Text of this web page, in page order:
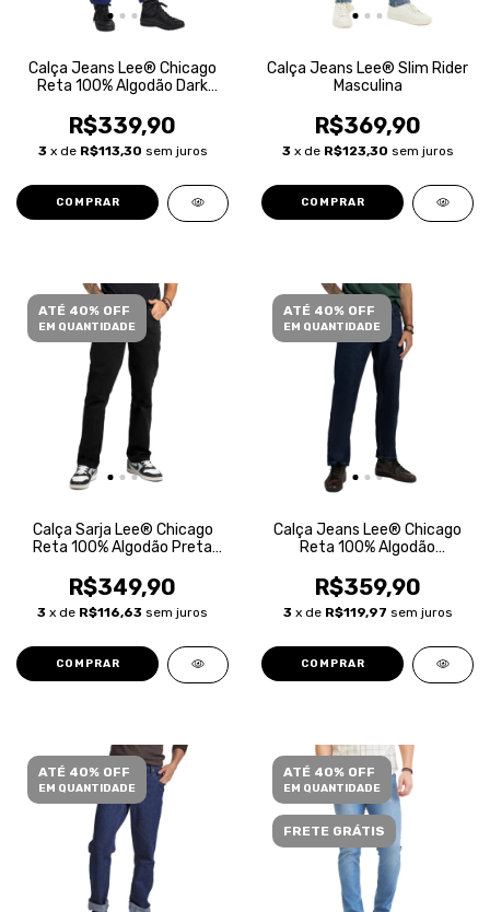
Calça Jeans Lee® Chicago
Reta 100% Algodão Dark
R$339,90
3 x de R$113,30 sem juros
COMPRAR
Calça Jeans Lee® Slim Rider
Masculina
R$369,90
3 x de R$123,30 sem juros
COMPRAR
ATÉ 40% OFF
EM QUANTIDADE
Calça Sarja Lee® Chicago
Reta 100% Algodão Preta
R$349,90
3 x de R$116,63 sem juros
COMPRAR
ATÉ 40% OFF
EM QUANTIDADE
Calça Jeans Lee® Chicago
Reta 100% Algodão
R$359,90
3 x de R$119,97 sem juros
COMPRAR
ATÉ 40% OFF
EM QUANTIDADE
ATÉ 40% OFF
EM QUANTIDADE
FRETE GRÁTIS